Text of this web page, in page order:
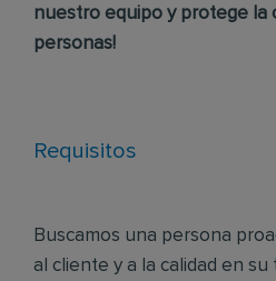
nuestro equipo y protege la
personas!
Requisitos
Buscamos una persona
al cliente y a la calidad en